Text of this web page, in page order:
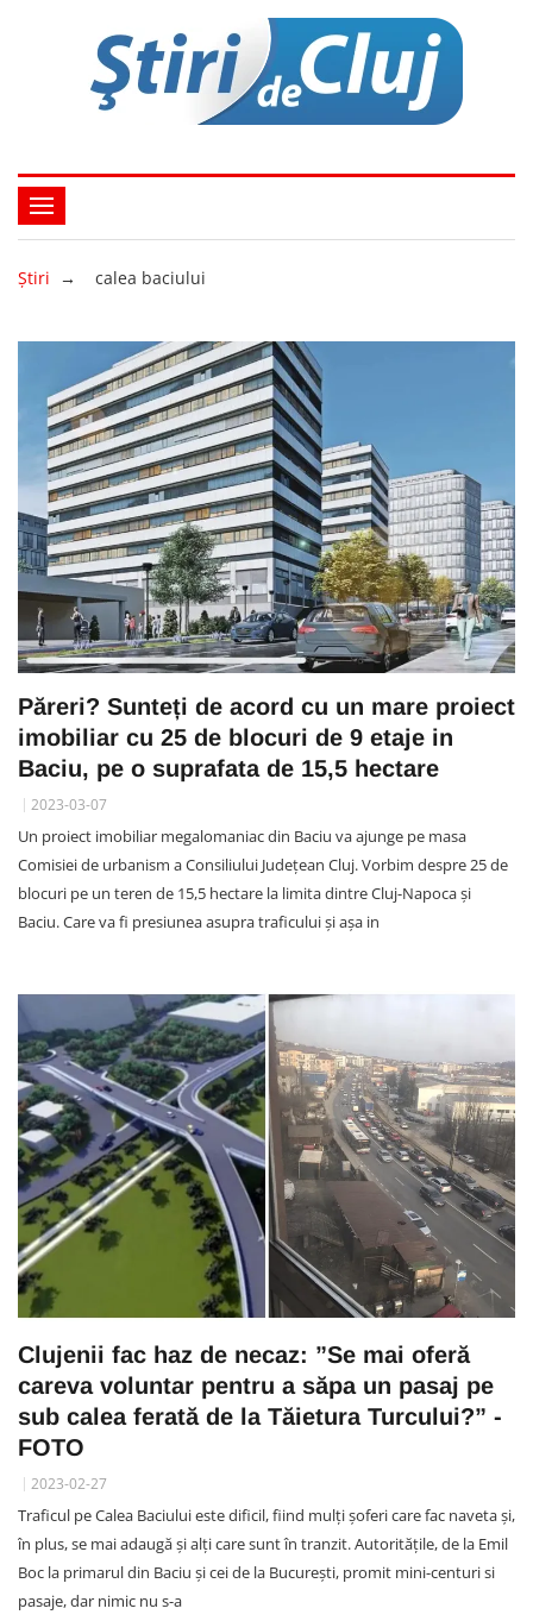
Ştiri → calea baciului
Păreri? Sunteți de acord cu un mare proiect
imobiliar cu 25 de blocuri de 9 etaje in
Baciu, pe o suprafata de 15,5 hectare
2023-03-07
Un proiect imobiliar megalomaniac din Baciu va ajunge pe masa
Comisiei de urbanism a Consiliului Județean Cluj. Vorbim despre 25 de
blocuri pe un teren de 15,5 hectare la limita dintre Cluj-Napoca și
Baciu. Care va fi presiunea asupra traficului și așa in
Clujenii fac haz de necaz: ”Se mai oferă
careva voluntar pentru a săpa un pasaj pe
sub calea ferată de la Tăietura Turcului?” -
FOTO
2023-02-27
Traficul pe Calea Baciului este dificil, fiind mulți șoferi care fac naveta și,
în plus, se mai adaugă și alți care sunt în tranzit. Autoritățile, de la Emil
Boc la primarul din Baciu și cei de la București, promit mini-centuri si
pasaje, dar nimic nu s-a